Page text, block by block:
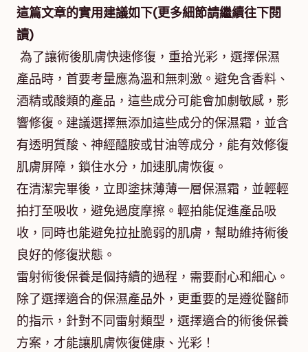
這篇文章的實用建議如下(更多細節請繼續往下閱
讀)
為了讓術後肌膚快速修復，重拾光彩，選擇保濕
產品時，首要考量應為溫和無刺激。避免含香料、
酒精或酸類的產品，這些成分可能會加劇敏感，影
響修復。建議選擇無添加這些成分的保濕霜，並含
有透明質酸、神經醯胺或甘油等成分，能有效修復
肌膚屏障，鎖住水分，加速肌膚恢復。
在清潔完畢後，立即塗抹薄薄一層保濕霜，並輕輕
拍打至吸收，避免過度摩擦。輕拍能促進產品吸
收，同時也能避免拉扯脆弱的肌膚，幫助維持術後
良好的修復狀態。
雷射術後保養是個持續的過程，需要耐心和細心。
除了選擇適合的保濕產品外，更重要的是遵從醫師
的指示，針對不同雷射類型，選擇適合的術後保養
方案，才能讓肌膚恢復健康、光彩！